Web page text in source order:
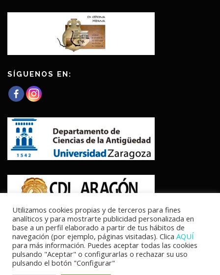
SÍGUENOS EN:
Copyright © 2026 Los cursos fluviales en Hispania, vías de
Utilizamos cookies propias y de terceros para fines
analíticos y para mostrarte publicidad personalizada en
base a un perfil elaborado a partir de tus hábitos de
navegación (por ejemplo, páginas visitadas). Clica AQUÍ
para más información. Puedes aceptar todas las cookies
pulsando "Aceptar" o configurarlas o rechazar su uso
pulsando el botón "Configurar"